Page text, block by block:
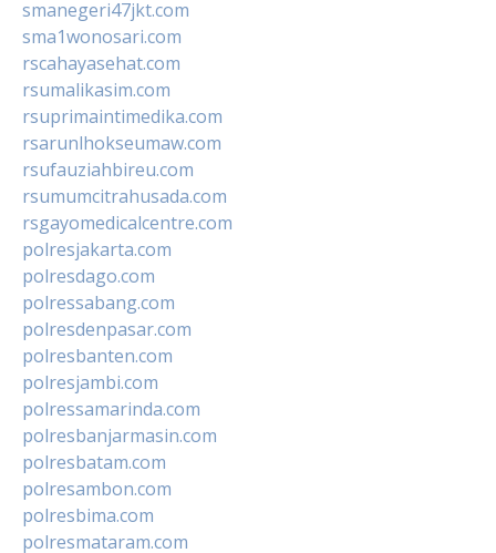
smanegeri47jkt.com
sma1wonosari.com
rscahayasehat.com
rsumalikasim.com
rsuprimaintimedika.com
rsarunlhokseumaw.com
rsufauziahbireu.com
rsumumcitrahusada.com
rsgayomedicalcentre.com
polresjakarta.com
polresdago.com
polressabang.com
polresdenpasar.com
polresbanten.com
polresjambi.com
polressamarinda.com
polresbanjarmasin.com
polresbatam.com
polresambon.com
polresbima.com
polresmataram.com